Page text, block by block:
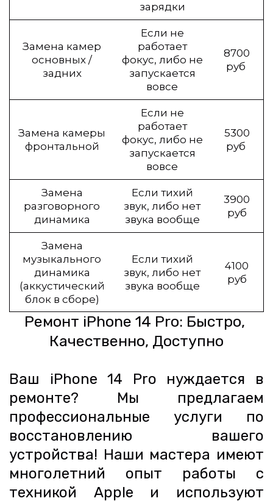
зарядки
Замена камер
основных /
задних
Если не
работает
фокус, либо не
запускается
вовсе
8700
руб
Замена камеры
фронтальной
Если не
работает
фокус, либо не
запускается
вовсе
5300
руб
Замена
разговорного
динамика
Если тихий
звук, либо нет
звука вообще
3900
руб
Замена
музыкального
динамика
(аккустический
блок в сборе)
Если тихий
звук, либо нет
звука вообще
4100
руб
Ремонт iPhone 14 Pro: Быстро,
Качественно, Доступно
Ваш iPhone 14 Pro нуждается в
ремонте? Мы предлагаем
профессиональные услуги по
восстановлению вашего
устройства! Наши мастера имеют
многолетний опыт работы с
техникой Apple и используют